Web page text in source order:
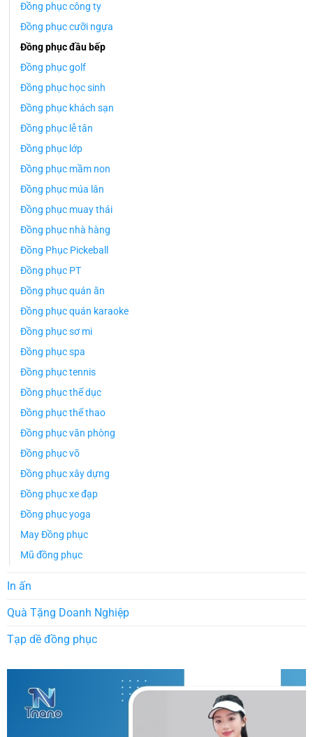
Đồng phục công ty
Đồng phục cưỡi ngựa
Đồng phục đầu bếp
Đồng phục golf
Đồng phục học sinh
Đồng phục khách sạn
Đồng phục lễ tân
Đồng phục lớp
Đồng phục mầm non
Đồng phục múa lân
Đồng phục muay thái
Đồng phục nhà hàng
Đồng Phục Pickeball
Đồng phục PT
Đồng phục quán ăn
Đồng phục quán karaoke
Đồng phục sơ mi
Đồng phục spa
Đồng phục tennis
Đồng phục thể dục
Đồng phục thể thao
Đồng phục văn phòng
Đồng phục võ
Đồng phục xây dựng
Đồng phục xe đạp
Đồng phục yoga
May Đồng phục
Mũ đồng phục
In ấn
Quà Tặng Doanh Nghiệp
Tạp dề đồng phục